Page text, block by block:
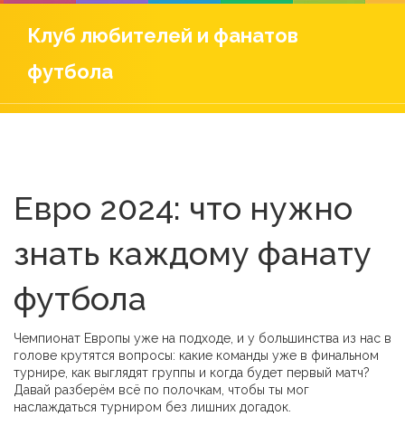
Клуб любителей и фанатов
футбола
Евро 2024: что нужно
знать каждому фанату
футбола
Чемпионат Европы уже на подходе, и у большинства из нас в
голове крутятся вопросы: какие команды уже в финальном
турнире, как выглядят группы и когда будет первый матч?
Давай разберём всё по полочкам, чтобы ты мог
наслаждаться турниром без лишних догадок.